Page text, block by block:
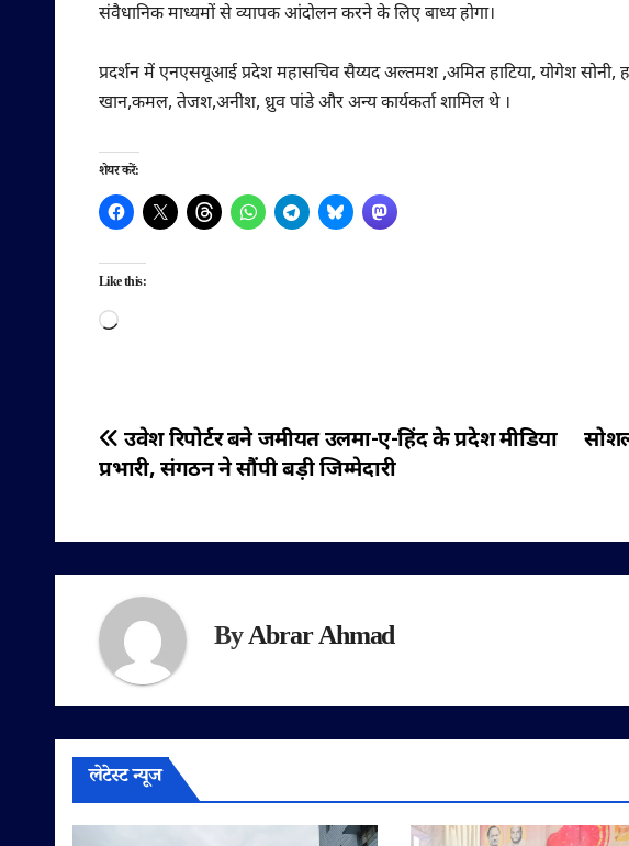
संवैधानिक माध्यमों से व्यापक आंदोलन करने के लिए बाध्य होगा।
प्रदर्शन में एनएसयूआई प्रदेश महासचिव सैय्यद अल्तमश ,अमित हाटिया, योगेश सोनी,
खान,कमल, तेजश,अनीश, ध्रुव पांडे और अन्य कार्यकर्ता शामिल थे ‌।
शेयर करें:
Like this:
Loading…
पोस्ट
नेविगेशन
उवेश रिपोर्टर बने जमीयत उलमा-ए-हिंद के प्रदेश मीडिया
प्रभारी, संगठन ने सौंपी बड़ी जिम्मेदारी
ByAbrar Ahmad
लेटेस्ट न्यूज